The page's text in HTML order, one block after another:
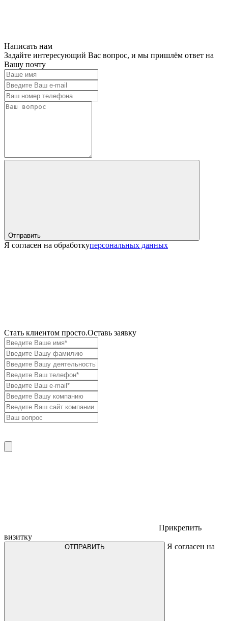
Написать нам
Задайте интересующий Вас вопрос, и мы пришлём ответ на
Вашу почту
Отправить
Я согласен на обработкуперсональных данных
Cтать клиентом просто.Оставь заявку
Прикрепить
визитку
ОТПРАВИТЬ Я согласен на